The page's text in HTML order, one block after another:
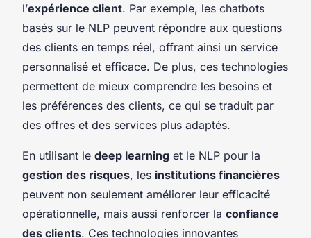
l’expérience client. Par exemple, les chatbots
basés sur le NLP peuvent répondre aux questions
des clients en temps réel, offrant ainsi un service
personnalisé et efficace. De plus, ces technologies
permettent de mieux comprendre les besoins et
les préférences des clients, ce qui se traduit par
des offres et des services plus adaptés.
En utilisant le deep learning et le NLP pour la
gestion des risques, les institutions financières
peuvent non seulement améliorer leur efficacité
opérationnelle, mais aussi renforcer la confiance
des clients. Ces technologies innovantes